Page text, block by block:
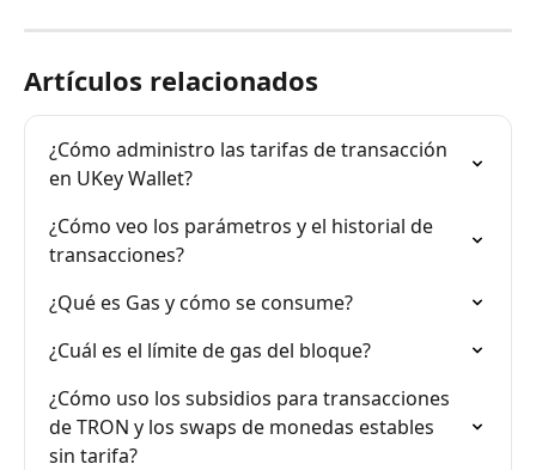
Artículos relacionados
¿Cómo administro las tarifas de transacción
en UKey Wallet?
¿Cómo veo los parámetros y el historial de
transacciones?
¿Qué es Gas y cómo se consume?
¿Cuál es el límite de gas del bloque?
¿Cómo uso los subsidios para transacciones
de TRON y los swaps de monedas estables
sin tarifa?